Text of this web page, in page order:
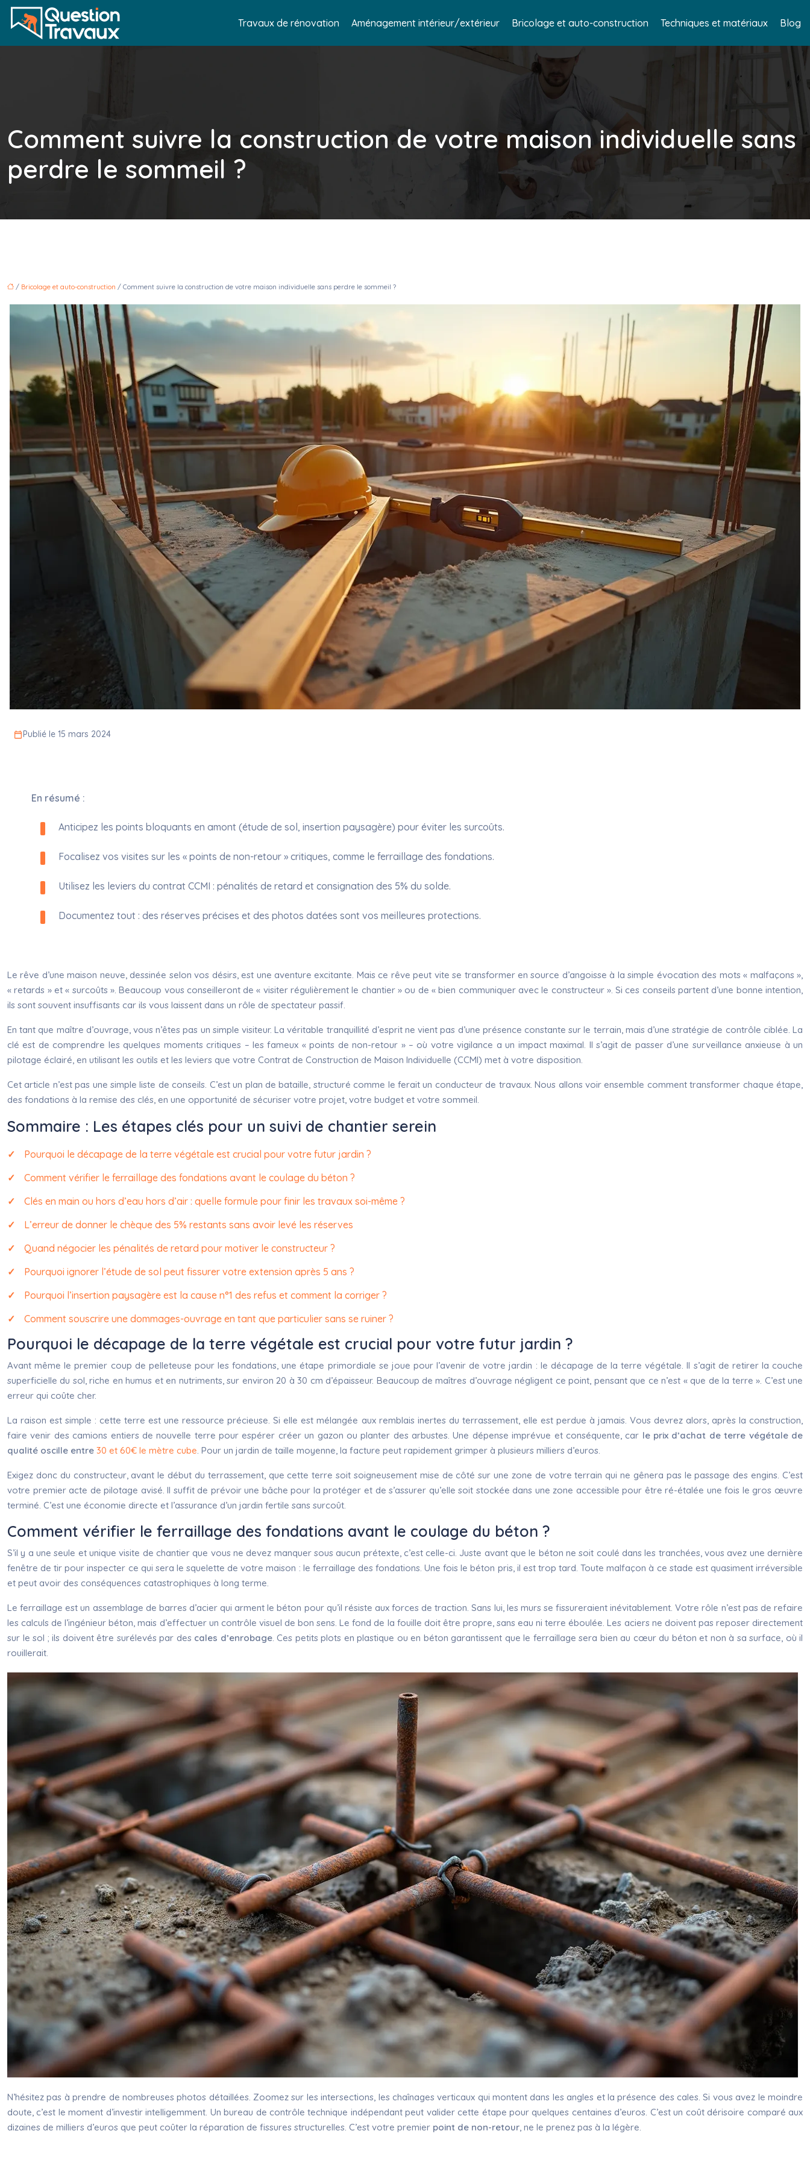
Travaux de rénovation Aménagement intérieur/extérieur Bricolage et auto-construction Techniques et matériaux Blog
Comment suivre la construction de votre maison individuelle sans
perdre le sommeil ?
/ Bricolage et auto-construction / Comment suivre la construction de votre maison individuelle sans perdre le sommeil ?
Publié le 15 mars 2024
En résumé :
Anticipez les points bloquants en amont (étude de sol, insertion paysagère) pour éviter les surcoûts.
Focalisez vos visites sur les « points de non-retour » critiques, comme le ferraillage des fondations.
Utilisez les leviers du contrat CCMI : pénalités de retard et consignation des 5% du solde.
Documentez tout : des réserves précises et des photos datées sont vos meilleures protections.
Le rêve d’une maison neuve, dessinée selon vos désirs, est une aventure excitante. Mais ce rêve peut vite se transformer en source d’angoisse à la simple évocation des mots « malfaçons »,
« retards » et « surcoûts ». Beaucoup vous conseilleront de « visiter régulièrement le chantier » ou de « bien communiquer avec le constructeur ». Si ces conseils partent d’une bonne intention,
ils sont souvent insuffisants car ils vous laissent dans un rôle de spectateur passif.
En tant que maître d’ouvrage, vous n’êtes pas un simple visiteur. La véritable tranquillité d’esprit ne vient pas d’une présence constante sur le terrain, mais d’une stratégie de contrôle ciblée. La
clé est de comprendre les quelques moments critiques – les fameux « points de non-retour » – où votre vigilance a un impact maximal. Il s’agit de passer d’une surveillance anxieuse à un
pilotage éclairé, en utilisant les outils et les leviers que votre Contrat de Construction de Maison Individuelle (CCMI) met à votre disposition.
Cet article n’est pas une simple liste de conseils. C’est un plan de bataille, structuré comme le ferait un conducteur de travaux. Nous allons voir ensemble comment transformer chaque étape,
des fondations à la remise des clés, en une opportunité de sécuriser votre projet, votre budget et votre sommeil.
Sommaire : Les étapes clés pour un suivi de chantier serein
Pourquoi le décapage de la terre végétale est crucial pour votre futur jardin ?
Comment vérifier le ferraillage des fondations avant le coulage du béton ?
Clés en main ou hors d’eau hors d’air : quelle formule pour finir les travaux soi-même ?
L’erreur de donner le chèque des 5% restants sans avoir levé les réserves
Quand négocier les pénalités de retard pour motiver le constructeur ?
Pourquoi ignorer l’étude de sol peut fissurer votre extension après 5 ans ?
Pourquoi l’insertion paysagère est la cause n°1 des refus et comment la corriger ?
Comment souscrire une dommages-ouvrage en tant que particulier sans se ruiner ?
Pourquoi le décapage de la terre végétale est crucial pour votre futur jardin ?
Avant même le premier coup de pelleteuse pour les fondations, une étape primordiale se joue pour l’avenir de votre jardin : le décapage de la terre végétale. Il s’agit de retirer la couche
superficielle du sol, riche en humus et en nutriments, sur environ 20 à 30 cm d’épaisseur. Beaucoup de maîtres d’ouvrage négligent ce point, pensant que ce n’est « que de la terre ». C’est une
erreur qui coûte cher.
La raison est simple : cette terre est une ressource précieuse. Si elle est mélangée aux remblais inertes du terrassement, elle est perdue à jamais. Vous devrez alors, après la construction,
faire venir des camions entiers de nouvelle terre pour espérer créer un gazon ou planter des arbustes. Une dépense imprévue et conséquente, car le prix d’achat de terre végétale de
qualité oscille entre 30 et 60€ le mètre cube. Pour un jardin de taille moyenne, la facture peut rapidement grimper à plusieurs milliers d’euros.
Exigez donc du constructeur, avant le début du terrassement, que cette terre soit soigneusement mise de côté sur une zone de votre terrain qui ne gênera pas le passage des engins. C’est
votre premier acte de pilotage avisé. Il suffit de prévoir une bâche pour la protéger et de s’assurer qu’elle soit stockée dans une zone accessible pour être ré-étalée une fois le gros œuvre
terminé. C’est une économie directe et l’assurance d’un jardin fertile sans surcoût.
Comment vérifier le ferraillage des fondations avant le coulage du béton ?
S’il y a une seule et unique visite de chantier que vous ne devez manquer sous aucun prétexte, c’est celle-ci. Juste avant que le béton ne soit coulé dans les tranchées, vous avez une dernière
fenêtre de tir pour inspecter ce qui sera le squelette de votre maison : le ferraillage des fondations. Une fois le béton pris, il est trop tard. Toute malfaçon à ce stade est quasiment irréversible
et peut avoir des conséquences catastrophiques à long terme.
Le ferraillage est un assemblage de barres d’acier qui arment le béton pour qu’il résiste aux forces de traction. Sans lui, les murs se fissureraient inévitablement. Votre rôle n’est pas de refaire
les calculs de l’ingénieur béton, mais d’effectuer un contrôle visuel de bon sens. Le fond de la fouille doit être propre, sans eau ni terre éboulée. Les aciers ne doivent pas reposer directement
sur le sol ; ils doivent être surélevés par des cales d’enrobage. Ces petits plots en plastique ou en béton garantissent que le ferraillage sera bien au cœur du béton et non à sa surface, où il
rouillerait.
N’hésitez pas à prendre de nombreuses photos détaillées. Zoomez sur les intersections, les chaînages verticaux qui montent dans les angles et la présence des cales. Si vous avez le moindre
doute, c’est le moment d’investir intelligemment. Un bureau de contrôle technique indépendant peut valider cette étape pour quelques centaines d’euros. C’est un coût dérisoire comparé aux
dizaines de milliers d’euros que peut coûter la réparation de fissures structurelles. C’est votre premier point de non-retour, ne le prenez pas à la légère.